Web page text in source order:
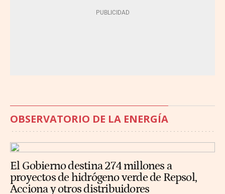
OBSERVATORIO DE LA ENERGÍA
El Gobierno destina 274 millones a
proyectos de hidrógeno verde de Repsol,
Acciona y otros distribuidores